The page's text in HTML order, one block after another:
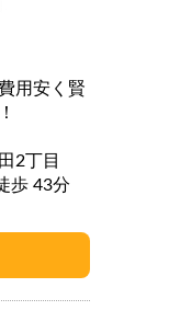
用安く賢
2丁目
博多南線 博多南 駅 徒歩 43分